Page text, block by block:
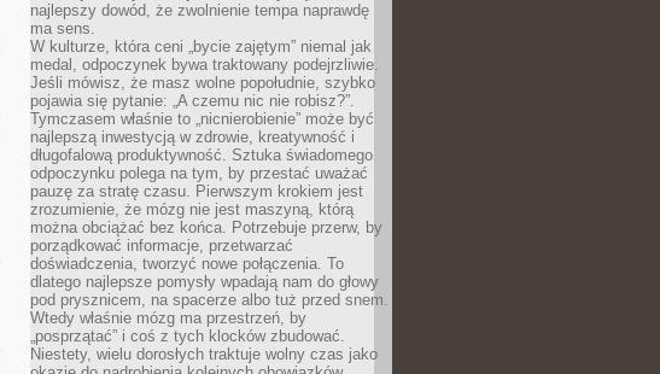
najlepszy dowód, że zwolnienie tempa naprawdę
ma sens.
W kulturze, która ceni „bycie zajętym” niemal jak
medal, odpoczynek bywa traktowany podejrzliwie.
Jeśli mówisz, że masz wolne popołudnie, szybko
pojawia się pytanie: „A czemu nic nie robisz?”.
Tymczasem właśnie to „nicnierobienie” może być
najlepszą inwestycją w zdrowie, kreatywność i
długofalową produktywność. Sztuka świadomego
odpoczynku polega na tym, by przestać uważać
pauzę za stratę czasu. Pierwszym krokiem jest
zrozumienie, że mózg nie jest maszyną, którą
można obciążać bez końca. Potrzebuje przerw, by
porządkować informacje, przetwarzać
doświadczenia, tworzyć nowe połączenia. To
dlatego najlepsze pomysły wpadają nam do głowy
pod prysznicem, na spacerze albo tuż przed snem.
Wtedy właśnie mózg ma przestrzeń, by
„posprzątać” i coś z tych klocków zbudować.
Niestety, wielu dorosłych traktuje wolny czas jako